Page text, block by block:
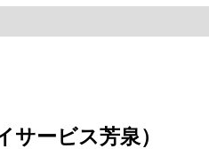
ービス芳泉）